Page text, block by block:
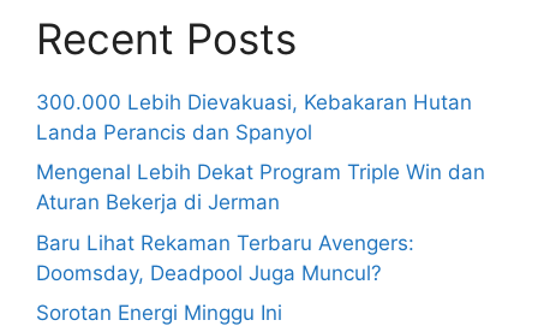
Recent Posts
300.000 Lebih Dievakuasi, Kebakaran Hutan
Landa Perancis dan Spanyol
Mengenal Lebih Dekat Program Triple Win dan
Aturan Bekerja di Jerman
Baru Lihat Rekaman Terbaru Avengers:
Doomsday, Deadpool Juga Muncul?
Sorotan Energi Minggu Ini